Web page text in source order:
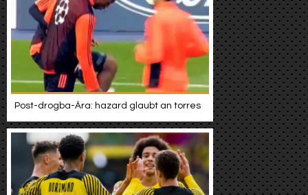
Post-drogba-Ära: hazard glaubt an torres